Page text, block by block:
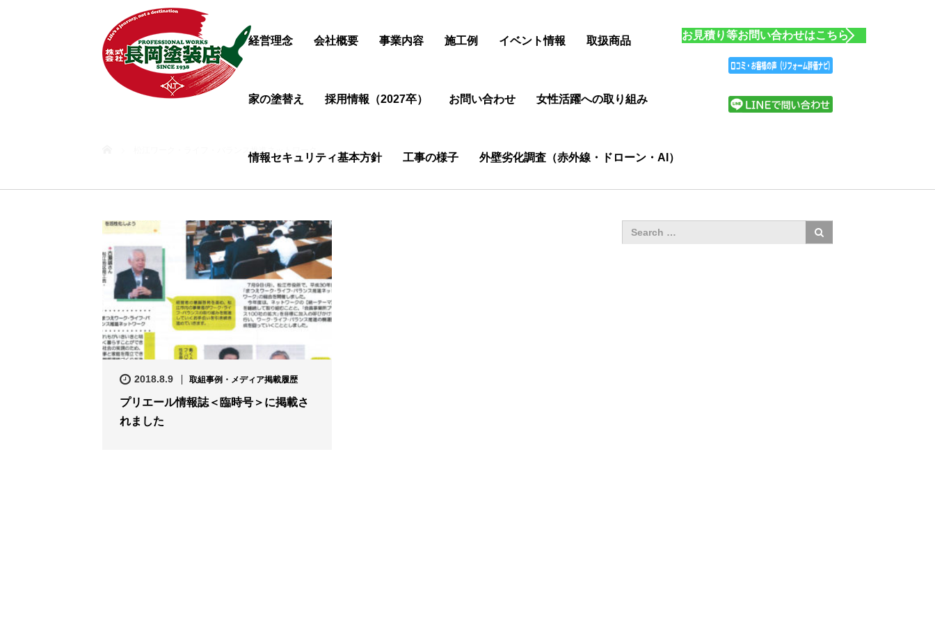
経営理念 会社概要 事業内容 施工例 イベント情報 取扱商品
家の塗替え 採用情報（2027卒） お問い合わせ 女性活躍への取り組み
情報セキュリティ基本方針 工事の様子 外壁劣化調査（赤外線・ドローン・AI）
お見積り等お問い合わせはこちら
松江ワーク・ライフ・バランス推進ネットワーク
2018.8.9 取組事例・メディア掲載履歴
プリエール情報誌＜臨時号＞に掲載さ
れました